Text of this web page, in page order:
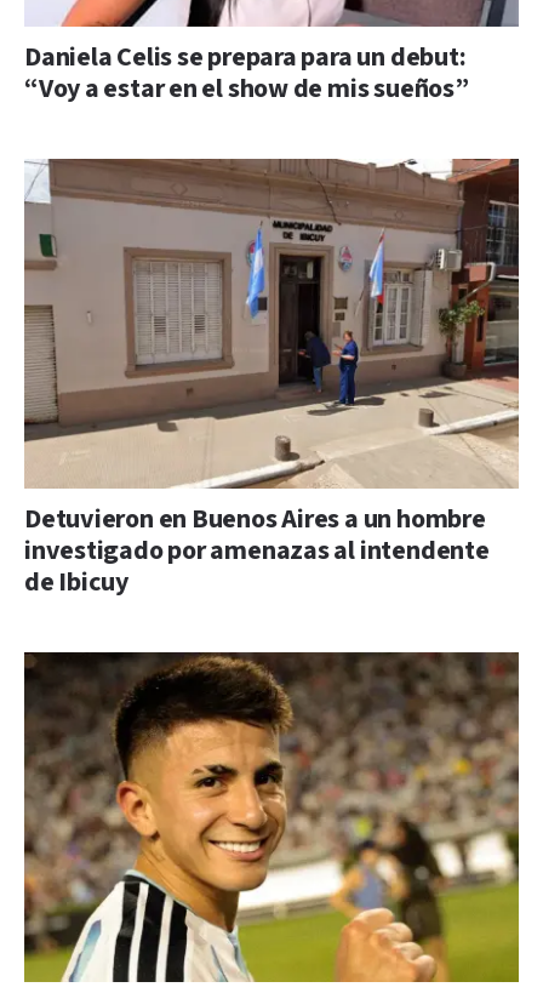
Daniela Celis se prepara para un debut:
“Voy a estar en el show de mis sueños”
Detuvieron en Buenos Aires a un hombre
investigado por amenazas al intendente
de Ibicuy